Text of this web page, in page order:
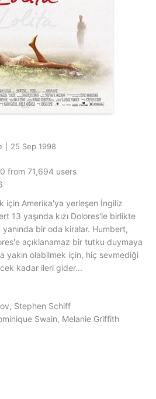
25 Sep 1998
from 71,694 users
için Amerika'ya yerleşen İngiliz
13 yaşında kızı Dolores'le birlikte
bir oda kiralar. Humbert,
açıklanamaz bir tutku duymaya
yakın olabilmek için, hiç sevmediği
kadar ileri gider...
Stephen Schiff
Swain, Melanie Griffith